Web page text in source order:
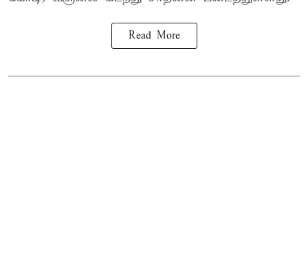
Read More